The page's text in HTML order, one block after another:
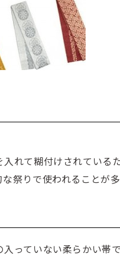
れて糊付けされている
祭りで使われることが多
っていない柔らかい帯で